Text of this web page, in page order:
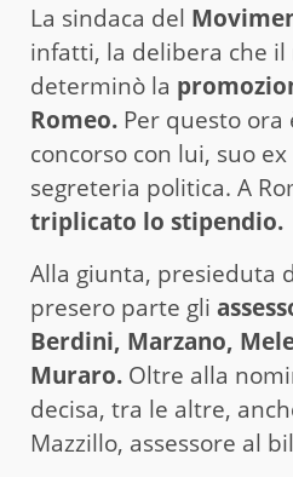
La sindaca del
infatti, la delibera che il
determinò la
Romeo. Per questo ora
concorso con lui, suo
segreteria politica. A
triplicato lo stipendio.
Alla giunta, presieduta
presero parte gli
Berdini, Marzano,
Muraro. Oltre alla
decisa, tra le altre,
Mazzillo, assessore al